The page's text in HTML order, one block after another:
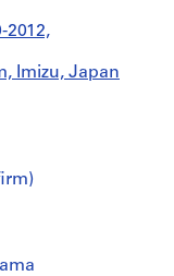
2012,
Imizu, Japan